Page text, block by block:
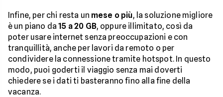
Infine, per chi resta un mese o più, la soluzione migliore
è un piano da15 a 20 GB, oppure illimitato, così da
poter usare internet senza preoccupazioni e con
tranquillità, anche per lavori da remoto o per
condividere la connessione tramite hotspot. In questo
modo, puoi goderti il viaggio senza mai doverti
chiedere se i dati ti basteranno fino alla fine della
vacanza.